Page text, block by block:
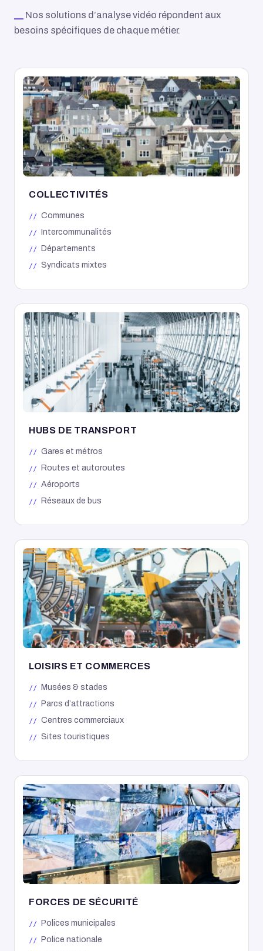
Nos solutions d’analyse vidéo répondent aux
besoins spécifiques de chaque métier.
COLLECTIVITÉS
Communes
Intercommunalités
Départements
Syndicats mixtes
HUBS DE TRANSPORT
Gares et métros
Routes et autoroutes
Aéroports
Réseaux de bus
LOISIRS ET COMMERCES
Musées & stades
Parcs d’attractions
Centres commerciaux
Sites touristiques
FORCES DE SÉCURITÉ
Polices municipales
Police nationale